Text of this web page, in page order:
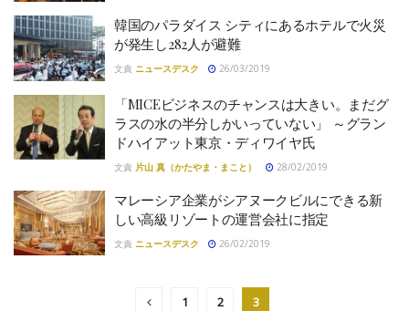
韓国のパラダイス シティにあるホテルで火災
が発生し282人が避難
文責 ニュースデスク 26/03/2019
「MICEビジネスのチャンスは大きい。まだグ
ラスの水の半分しかいっていない」 ～グラン
ドハイアット東京・ディワイヤ氏
文責 片山 真（かたやま・まこと） 28/02/2019
マレーシア企業がシアヌークビルにできる新
しい高級リゾートの運営会社に指定
文責 ニュースデスク 26/02/2019
1 2 3